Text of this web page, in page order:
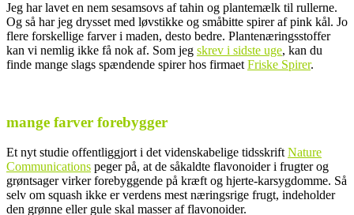
Jeg har lavet en nem sesamsovs af tahin og plantemælk til rullerne.
Og så har jeg drysset med løvstikke og småbitte spirer af pink kål. Jo
flere forskellige farver i maden, desto bedre. Plantenæringsstoffer
kan vi nemlig ikke få nok af. Som jeg skrev i sidste uge, kan du
finde mange slags spændende spirer hos firmaet Friske Spirer.
mange farver forebygger
Et nyt studie offentliggjort i det videnskabelige tidsskriftNature
Communications peger på, at de såkaldte flavonoider i frugter og
grøntsager virker forebyggende på kræft og hjerte-karsygdomme. Så
selv om squash ikke er verdens mest næringsrige frugt, indeholder
den grønne eller gule skal masser af flavonoider.